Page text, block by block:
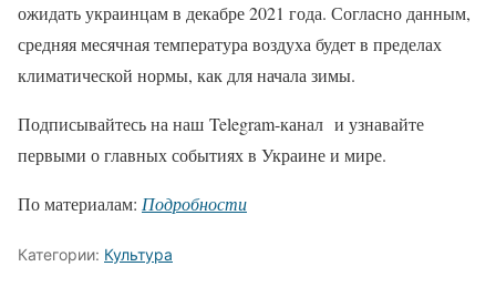
ожидать украинцам в декабре 2021 года. Согласно данным,
средняя месячная температура воздуха будет в пределах
климатической нормы, как для начала зимы.
Подписывайтесь на наш Telegram-канал и узнавайте
первыми о главных событиях в Украине и мире.
По материалам: Подробности
Категории: Культура